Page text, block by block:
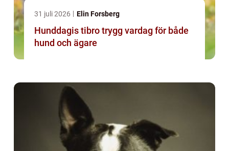
31 juli 2026 Elin Forsberg
Hunddagis tibro trygg vardag för både
hund och ägare